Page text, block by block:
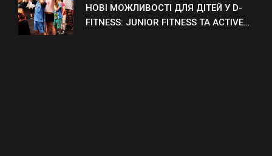
НОВІ МОЖЛИВОСТІ ДЛЯ ДІТЕЙ У D-
FITNESS: JUNIOR FITNESS ТА ACTIVE